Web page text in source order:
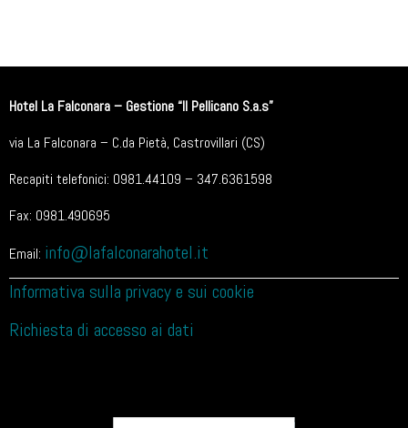
Hotel La Falconara – Gestione “Il Pellicano S.a.s”
via La Falconara – C.da Pietà, Castrovillari (CS)
Recapiti telefonici: 0981.44109 – 347.6361598
Fax: 0981.490695
Email: info@lafalconarahotel.it
Informativa sulla privacy e sui cookie
Richiesta di accesso ai dati